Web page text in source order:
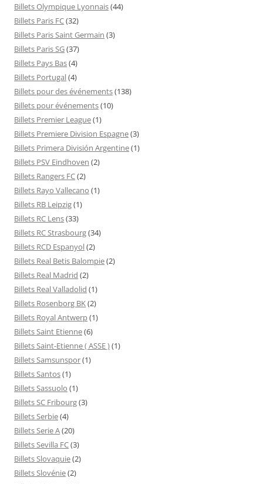
Billets Olympique Lyonnais(44)
Billets Paris FC(32)
Billets Paris Saint Germain (3)
Billets Paris SG(37)
Billets Pays Bas(4)
Billets Portugal(4)
Billets pour des événements(138)
Billets pour événements(10)
Billets Premier League(1)
Billets Premiere Division Espagne(3)
Billets Primera División Argentine(1)
Billets PSV Eindhoven (2)
Billets Rangers FC(2)
Billets Rayo Vallecano (1)
Billets RB Leipzig(1)
Billets RC Lens(33)
Billets RC Strasbourg(34)
Billets RCD Espanyol(2)
Billets Real Betis Balompie(2)
Billets Real Madrid (2)
Billets Real Valladolid (1)
Billets Rosenborg BK(2)
Billets Royal Antwerp(1)
Billets Saint Etienne(6)
Billets Saint-Etienne ( ASSE )(1)
Billets Samsunspor(1)
Billets Santos(1)
Billets Sassuolo (1)
Billets SC Fribourg(3)
Billets Serbie(4)
Billets Serie A(20)
Billets Sevilla FC(3)
Billets Slovaquie(2)
Billets Slovénie(2)